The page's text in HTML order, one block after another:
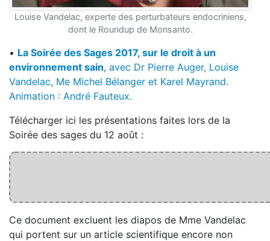
Louise Vandelac, experte des perturbateurs endocriniens,
dont le Roundup de Monsanto.
• La Soirée des Sages 2017, sur le droit à un
environnement sain, avec Dr Pierre Auger, Louise
Vandelac, Me Michel Bélanger et Karel Mayrand.
Animation : André Fauteux.
Télécharger ici les présentations faites lors de la
Soirée des sages du 12 août :
Ce document excluent les diapos de Mme Vandelac
qui portent sur un article scientifique encore non